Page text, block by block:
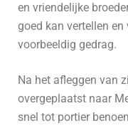
en vriendelijke
goed kan vertellen
voorbeeldig gedrag.
Na het afleggen van
overgeplaatst naar
snel tot portier